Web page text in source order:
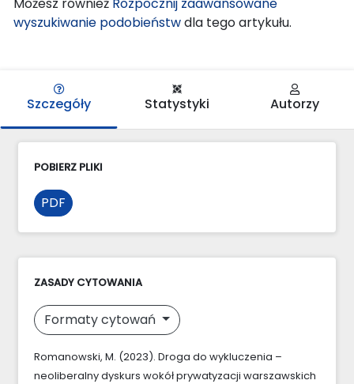
wyszukiwanie podobieństwdla tego artykułu.
Szczegóły Statystyki Autorzy
POBIERZ PLIKI
PDF
ZASADY CYTOWANIA
Formaty cytowań
Romanowski, M. (2023). Droga do wykluczenia –
neoliberalny dyskurs wokół prywatyzacji warszawskich